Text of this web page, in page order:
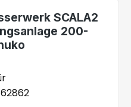
SCALA2
200-